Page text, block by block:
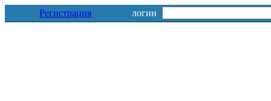
Регистрация логин